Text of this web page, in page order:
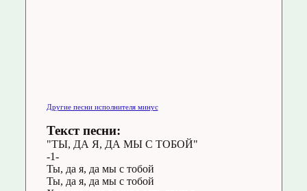
Другие песни исполнителя минус
Текст песни:
"ТЫ, ДА Я, ДА МЫ С ТОБОЙ"
-1-
Ты, да я, да мы с тобой
Ты, да я, да мы с тобой